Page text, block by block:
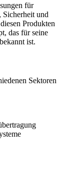
für
Sicherheit und
Produkten
das für seine
ist.
Sektoren